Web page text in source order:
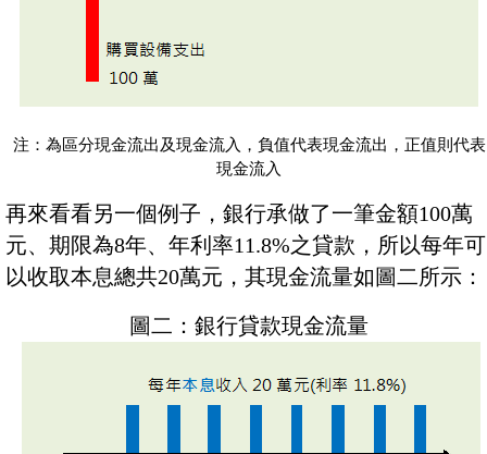
注：為區分現金流出及現金流入，負值代表現金流出，正值則代表
現金流入
再來看看另一個例子，銀行承做了一筆金額100萬
元、期限為8年、年利率11.8%之貸款，所以每年可
以收取本息總共20萬元，其現金流量如圖二所示：
圖二：銀行貸款現金流量